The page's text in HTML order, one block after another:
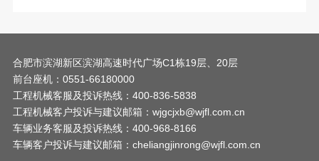
合肥市滨湖新区滨湖高速时代广场C1栋19层、20层
前台座机：0551-66180000
工程机械客服及投诉热线：400-836-5838
工程机械客户投诉与建议邮箱：wjgcjxb@wjfl.com.cn
车辆业务客服及投诉热线：400-968-8166
车辆客户投诉与建议邮箱：cheliangjinrong@wjfl.com.cn